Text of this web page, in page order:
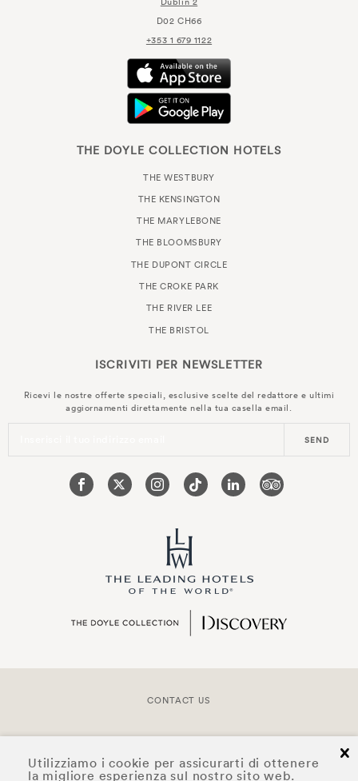
Utilizziamo i cookie per assicurarti di ottenere
la migliore esperienza sul nostro sito web.
D02 CH66
+353 1 679 1122
THE DOYLE COLLECTION HOTELS
THE WESTBURY
THE KENSINGTON
THE MARYLEBONE
THE BLOOMSBURY
THE DUPONT CIRCLE
THE CROKE PARK
THE RIVER LEE
THE BRISTOL
ISCRIVITI PER NEWSLETTER
Ricevi le nostre offerte speciali, esclusive scelte del redattore e ultimi
aggiornamenti direttamente nella tua casella email.
SEND
CONTACT US
COPYRIGHT © 2026 DOYLE COLLECTION™